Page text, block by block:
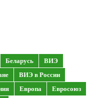
Беларусь
ВИЭ
ВИЭ в России
Европа
Евросоюз